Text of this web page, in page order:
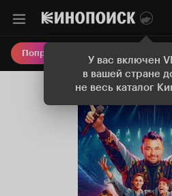
У вас включен
в вашей стране
не весь каталог
Попробовать Плюс